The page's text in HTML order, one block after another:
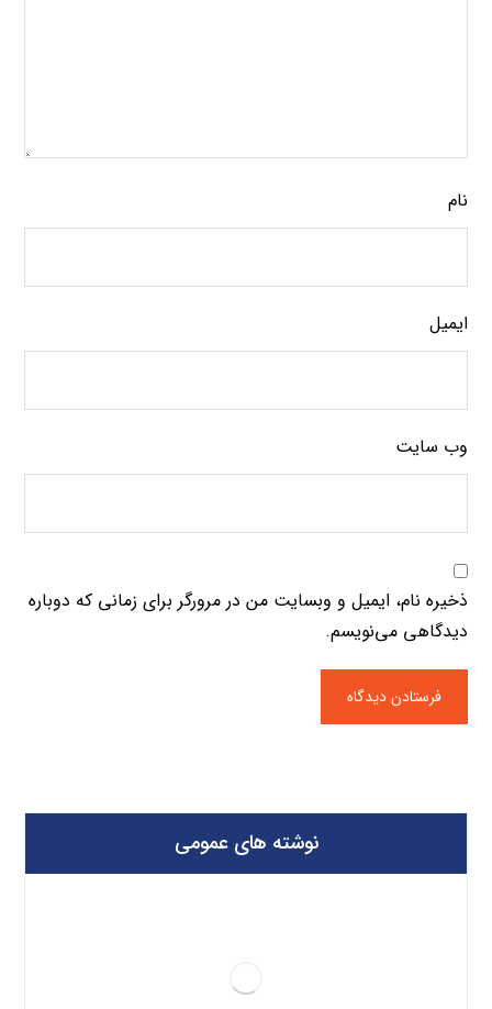
نام
ایمیل
وب‌ سایت
ذخیره نام، ایمیل و وبسایت من در مرورگر برای زمانی که دوباره
دیدگاهی می‌نویسم.
نوشته های عمومی